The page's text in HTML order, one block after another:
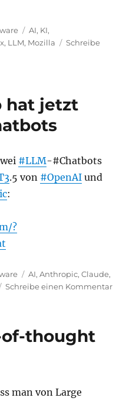
Schlagwörter
AI, KI,
, LLM, Mozilla
Schreibe
hat jetzt
#LLM-#Chatbots
.5 von #OpenAI und
:
?
Schlagwörter
AI,Anthropic,Claude,
Schreibe einen Kommentarzu
of-thought
man von Large